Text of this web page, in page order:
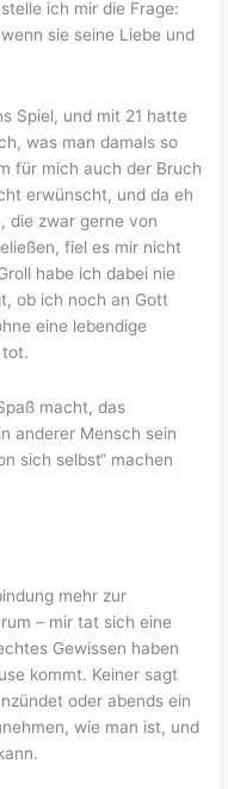
ich mir die Frage:
sie seine Liebe und
Spiel, und mit 21 hatte
was man damals so
für mich auch der Bruch
erwünscht, und da eh
die zwar gerne von
fiel es mir nicht
habe ich dabei nie
ob ich noch an Gott
eine lebendige
tot.
macht, das
anderer Mensch sein
sich selbst“ machen
mehr zur
– mir tat sich eine
Gewissen haben
kommt. Keiner sagt
oder abends ein
wie man ist, und